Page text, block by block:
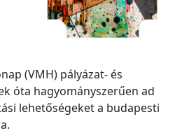
(VMH) pályázat- és
óta hagyományszerűen ad
lehetőségeket a budapesti